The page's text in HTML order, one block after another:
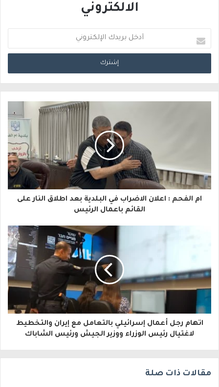
الالكتروني
د
خ
ك
ا
ت
ر
ام الفحم : اعلان الاضراب في البلدية بعد اطلاق النار على
القائم باعمال الرئيس
اتهام رجل أعمال إسرائيلي بالتعامل مع إيران والتخطيط
لاغتيال رئيس الوزراء ووزير الجيش ورئيس الشاباك
مقالات ذات صلة